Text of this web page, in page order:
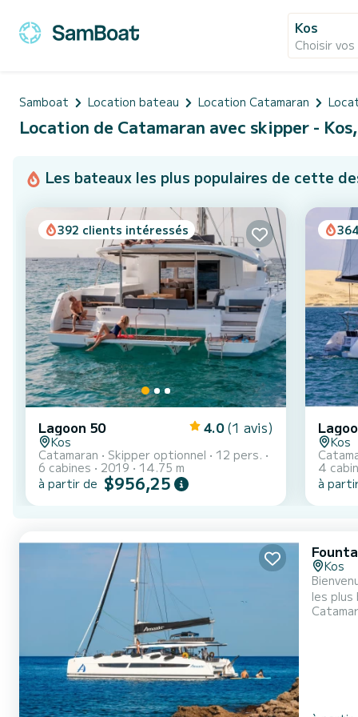
Kos
Choisir
Samboat Location bateau Location Catamaran
Location de Catamaran avec skipper -
Les bateaux les plus populaires de cette
392 clients intéressés
Lagoon 50 4.0 (1 avis)
Kos
Catamaran
Skipper optionnel
12 pers.
6 cabines
2019
14.75 m
à partir de $956,25
Kos
4
à
Kos
les plus beaux mouillages de
Avec